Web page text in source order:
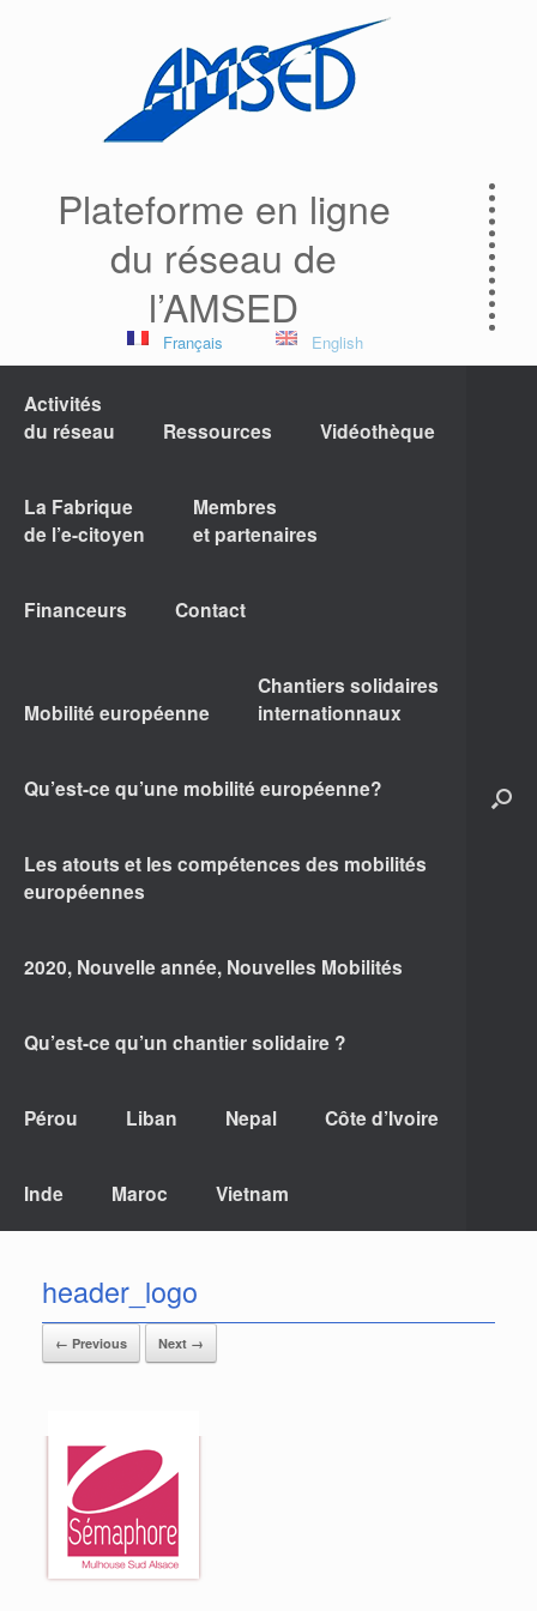
Plateforme en ligne
du réseau de
l’AMSED
Français English
Activités
du réseau
Ressources Vidéothèque
La Fabrique
de l’e-citoyen
Membres
et partenaires
Financeurs Contact
Mobilité européenne
Chantiers solidaires
internationnaux
Qu’est-ce qu’une mobilité européenne?
Les atouts et les compétences des mobilités
européennes
2020, Nouvelle année, Nouvelles Mobilités
Qu’est-ce qu’un chantier solidaire ?
Pérou Liban Nepal Côte d’Ivoire
Inde Maroc Vietnam
header_logo
← Previous Next →